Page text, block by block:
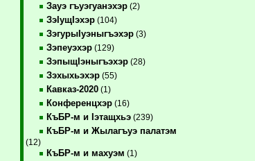
Зауэ гъуэгуанэхэр(2)
ЗэIущIэхэр(104)
ЗэгурыIуэныгъэхэр(3)
Зэпеуэхэр(129)
ЗэпыщIэныгъэхэр(28)
Зэхыхьэхэр(55)
Кавказ-2020(1)
Конференцхэр(16)
КъБР-м и Iэтащхьэ(239)
КъБР-м и Жылагъуэ палатэм
(12)
КъБР-м и махуэм (1)